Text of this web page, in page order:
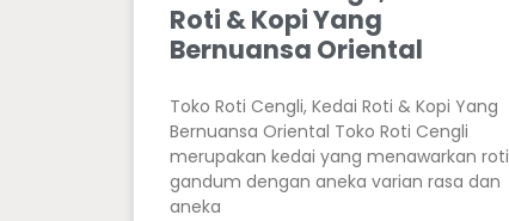
Roti & Kopi Yang
Bernuansa Oriental
Toko Roti Cengli, Kedai Roti & Kopi Yang
Bernuansa Oriental Toko Roti Cengli
merupakan kedai yang menawarkan roti
gandum dengan aneka varian rasa dan
aneka